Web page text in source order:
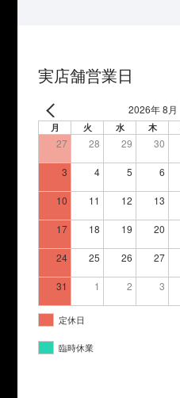
実店舗営業日
2026年 8月
月 火 水 木
27 28 29 30
3 4 5 6
10 11 12 13
17 18 19 20
24 25 26 27
31 1 2 3
定休日
臨時休業